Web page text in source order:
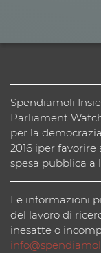
Spendiamoli
Parliament
per la
2016 iper
spesa pubblica a
Le informazioni
del lavoro di
inesatte o